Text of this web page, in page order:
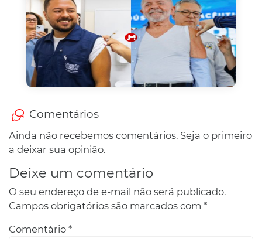
Comentários
Ainda não recebemos comentários. Seja o primeiro
a deixar sua opinião.
Deixe um comentário
O seu endereço de e-mail não será publicado.
Campos obrigatórios são marcados com *
Comentário *